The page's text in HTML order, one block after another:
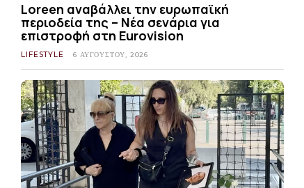
Loreen αναβάλλει την ευρωπαϊκή
περιοδεία της – Νέα σενάρια για
επιστροφή στη Eurovision
LIFESTYLE 6 ΑΥΓΟΎΣΤΟΥ, 2026